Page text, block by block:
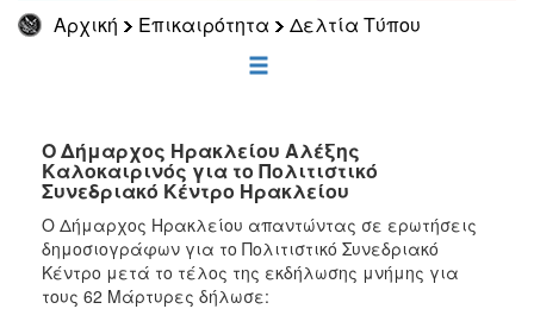
Αρχική Επικαιρότητα Δελτία Τύπου
ΕΠΙΣΚΕΠΤΗΣ
ΗΡΑΚΛΕΙΟ
Ο Δήμαρχος Ηρακλείου Αλέξης
Καλοκαιρινός για το Πολιτιστικό
Συνεδριακό Κέντρο Ηρακλείου
Ο Δήμαρχος Ηρακλείου απαντώντας σε ερωτήσεις
δημοσιογράφων για το Πολιτιστικό Συνεδριακό
Κέντρο μετά το τέλος της εκδήλωσης μνήμης για
τους 62 Μάρτυρες δήλωσε: